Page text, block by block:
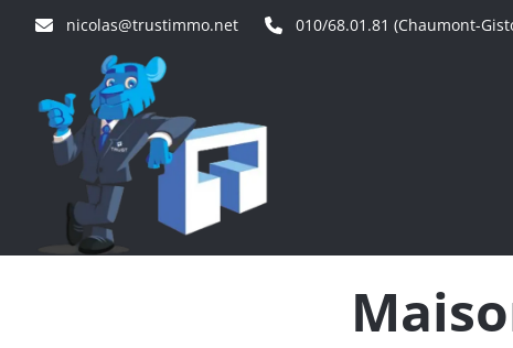
nicolas@trustimmo.net 010/68.01.81 (Chaumont-